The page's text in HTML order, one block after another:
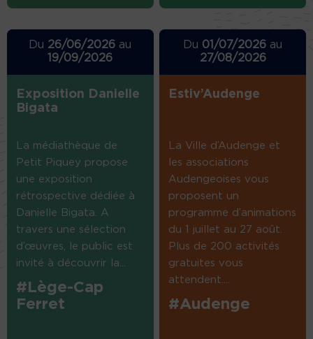
Du 26/06/2026 au
19/09/2026
Exposition Danielle
Bigata
La médiathèque de
Petit Piquey propose
une exposition
rétrospective dédiée à
Danielle Bigata. A
travers une sélection
d’œuvres, le public est
invité à découvrir la...
#Lège-Cap
Ferret
Du 01/07/2026 au
27/08/2026
Estiv’Audenge
La Ville d’Audenge et
les associations
Audengeoises vous
proposent un
programme d’animations
du 1 juillet au 27 août.
Plus de 200 activités
gratuites vous
attendent....
#Audenge